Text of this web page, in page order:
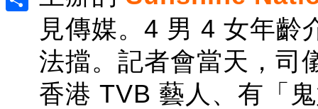
見傳媒。4 男 4 女年齡
法擋。記者會當天，司
香港 TVB 藝人、有「